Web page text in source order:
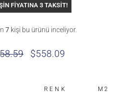
FİYATINA 3 TAKSİT!
9 kişi bu ürünü inceliyor.
$558.09
RENK M2